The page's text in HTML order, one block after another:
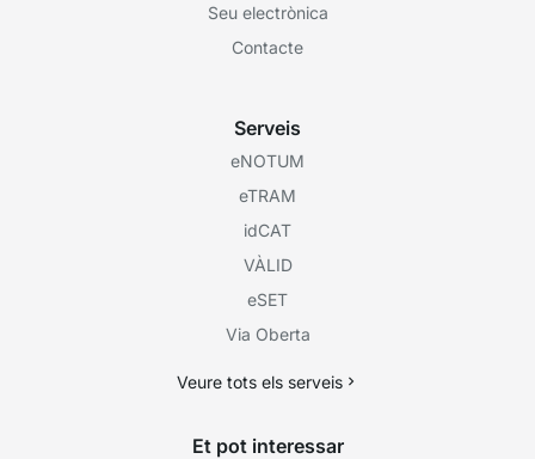
Seu electrònica
Contacte
Serveis
eNOTUM
eTRAM
idCAT
VÀLID
eSET
Via Oberta
Veure tots els serveis
Et pot interessar